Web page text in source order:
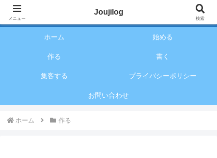
アフィリエイトのことが全く分からないあなたに超簡単に詳しく、実戦形式で
ホーム 始める
作る 書く
集客する プライバシーポリシー
お問い合わせ
ホーム 作る
メニュー
Joujilog
検索